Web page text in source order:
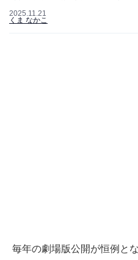
2025.11.21
くま なかこ
毎年の劇場版公開が恒例と